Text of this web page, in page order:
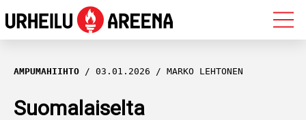
OLYMPIALAISET
MAASTOHIIHTO
AMPUMAHIIHTO 03.01.2026 MARKO LEHTONEN
Suomalaiselta